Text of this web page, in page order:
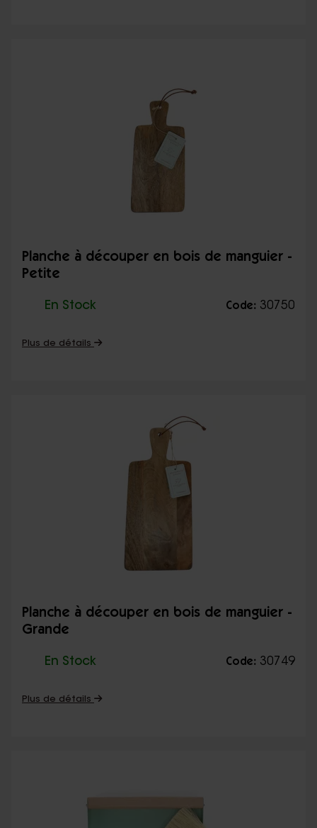
Planche à découper en bois de manguier -
Petite
En Stock Code: 30750
Plus de détails
Planche à découper en bois de manguier -
Grande
En Stock Code: 30749
Plus de détails